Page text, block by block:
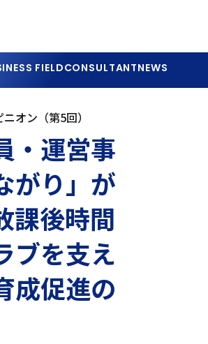
FIELDCONSULTANTNEWS
オン（第5回）
・運営事
がり」が
課後時間
ブを支え
成促進の